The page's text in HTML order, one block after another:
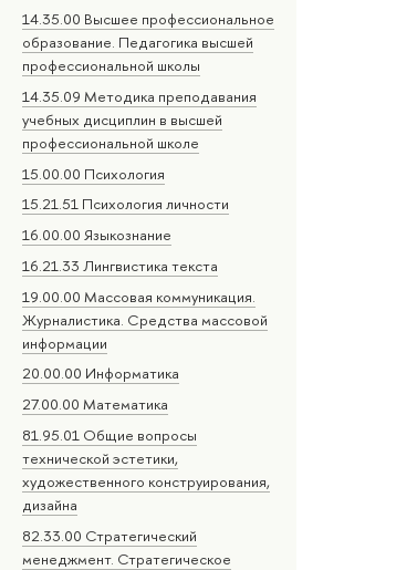
14.35.00 Высшее профессиональное
образование. Педагогика высшей
профессиональной школы
14.35.09 Методика преподавания
учебных дисциплин в высшей
профессиональной школе
15.00.00 Психология
15.21.51 Психология личности
16.00.00 Языкознание
16.21.33 Лингвистика текста
19.00.00 Массовая коммуникация.
Журналистика. Средства массовой
информации
20.00.00 Информатика
27.00.00 Математика
81.95.01 Общие вопросы
технической эстетики,
художественного конструирования,
дизайна
82.33.00 Стратегический
менеджмент. Стратегическое